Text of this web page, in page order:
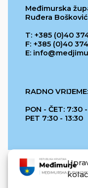
Međimurska
Ruđera
T: +385 (0)40 374
F: +385 (0)40
E:
RADNO VRIJEME:
PON - ČET: 7:30
PET 7:30 - 13:30